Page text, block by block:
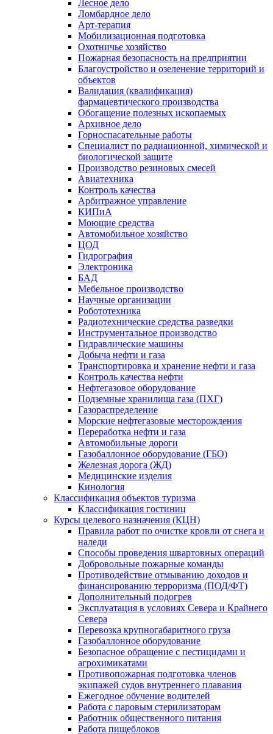
Лесное дело
Ломбардное дело
Арт-терапия
Мобилизационная подготовка
Охотничье хозяйство
Пожарная безопасность на предприятии
Благоустройство и озеленение территорий и
объектов
Валидация (квалификация)
фармацевтического производства
Обогащение полезных ископаемых
Архивное дело
Горноспасательные работы
Специалист по радиационной, химической и
биологической защите
Производство резиновых смесей
Авиатехника
Контроль качества
Арбитражное управление
КИПиА
Моющие средства
Автомобильное хозяйство
ЦОД
Гидрография
Электроника
БАД
Мебельное производство
Научные организации
Робототехника
Радиотехнические средства разведки
Инструментальное производство
Гидравлические машины
Добыча нефти и газа
Транспортировка и хранение нефти и газа
Контроль качества нефти
Нефтегазовое оборудование
Подземные хранилища газа (ПХГ)
Газораспределение
Морские нефтегазовые месторождения
Переработка нефти и газа
Автомобильные дороги
Газобаллонное оборудование (ГБО)
Железная дорога (ЖД)
Медицинские изделия
Кинология
Классификация объектов туризма
Классификация гостиниц
Курсы целевого назначения (КЦН)
Правила работ по очистке кровли от снега и
наледи
Способы проведения швартовных операций
Добровольные пожарные команды
Противодействие отмыванию доходов и
финансированию терроризма (ПОД/ФТ)
Дополнительный подогрев
Эксплуатация в условиях Севера и Крайнего
Севера
Перевозка крупногабаритного груза
Газобаллонное оборудование
Безопасное обращение с пестицидами и
агрохимикатами
Противопожарная подготовка членов
экипажей судов внутреннего плавания
Ежегодное обучение водителей
Работа с паровым стерилизаторам
Работник общественного питания
Работа пищеблоков